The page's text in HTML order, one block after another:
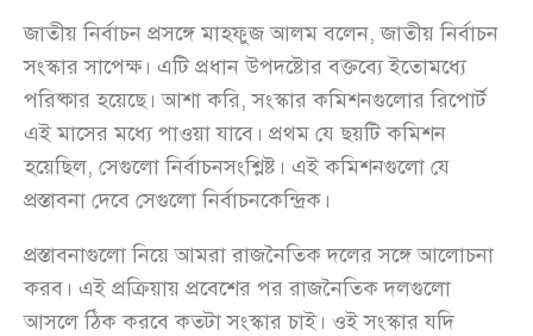
জাতীয় নির্বাচন প্রসঙ্গে মাহফুজ আলম বলেন, জাতীয় নির্বাচন
সংস্কার সাপেক্ষ। এটি প্রধান উপদষ্টোর বক্তব্যে ইতোমধ্যে
পরিষ্কার হয়েছে। আশা করি, সংস্কার কমিশনগুলোর রিপোর্ট
এই মাসের মধ্যে পাওয়া যাবে। প্রথম যে ছয়টি কমিশন
হয়েছিল, সেগুলো নির্বাচনসংশ্লিষ্ট। এই কমিশনগুলো যে
প্রস্তাবনা দেবে সেগুলো নির্বাচনকেন্দ্রিক।
প্রস্তাবনাগুলো নিয়ে আমরা রাজনৈতিক দলের সঙ্গে আলোচনা
করব। এই প্রক্রিয়ায় প্রবেশের পর রাজনৈতিক দলগুলো
আসলে ঠিক করবে কতটা সংস্কার চাই। ওই সংস্কার যদি